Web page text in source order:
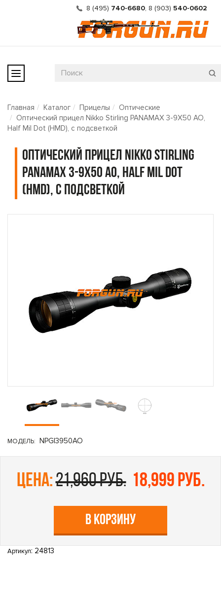
8 (495) 740-6680, 8 (903) 540-0602
Главная Каталог Прицелы
Оптические
Оптический прицел Nikko Stirling PANAMAX 3-9X50 AO,
Half Mil Dot (НМD), с подсветкой
Оптический прицел Nikko Stirling
PANAMAX 3-9X50 AO, Half Mil Dot
(НМD), с подсветкой
МОДЕЛЬ: NPGI3950AO
цена:21,960 руб. 18,999 руб.
В КОРЗИНУ
Артикул: 24813